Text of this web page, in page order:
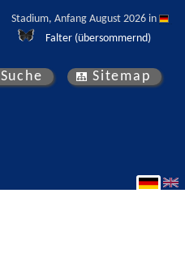
Stadium, Anfang August 2026 in
Falter (übersommernd)
Suche Sitemap